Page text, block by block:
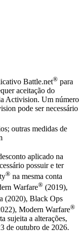
Battle.net® para
aceitação do
Activision. Um número
pode ser necessário
outras medidas de
aplicado na
possuir e ter
® na mesma conta
Warfare® (2019),
(2020), Black Ops
Modern Warfare®
sujeita a alterações,
de outubro de 2026.